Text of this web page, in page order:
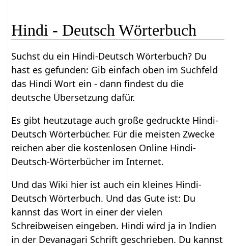
Hindi - Deutsch Wörterbuch
Suchst du ein Hindi-Deutsch Wörterbuch? Du
hast es gefunden: Gib einfach oben im Suchfeld
das Hindi Wort ein - dann findest du die
deutsche Übersetzung dafür.
Es gibt heutzutage auch große gedruckte Hindi-
Deutsch Wörterbücher. Für die meisten Zwecke
reichen aber die kostenlosen Online Hindi-
Deutsch-Wörterbücher im Internet.
Und das Wiki hier ist auch ein kleines Hindi-
Deutsch Wörterbuch. Und das Gute ist: Du
kannst das Wort in einer der vielen
Schreibweisen eingeben. Hindi wird ja in Indien
in der Devanagari Schrift geschrieben. Du kannst